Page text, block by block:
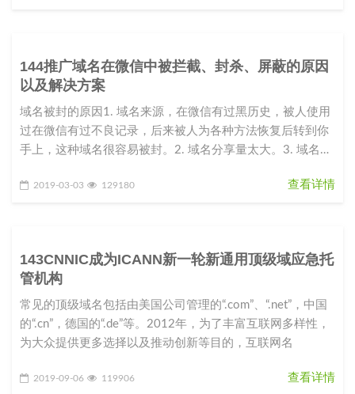
144推广域名在微信中被拦截、封杀、屏蔽的原因
以及解决方案
域名被封的原因1. 域名来源，在微信有过黑历史，被人使用
过在微信有过不良记录，后来被人为各种方法恢复后转到你
手上，这种域名很容易被封。2. 域名分享量太大。3. 域名指
2019-03-03 129180 查看详情
143CNNIC成为ICANN新一轮新通用顶级域应急托
管机构
常见的顶级域名包括由美国公司管理的“.com”、“.net”，中国
的“.cn”，德国的“.de”等。2012年，为了丰富互联网多样性，
为大众提供更多选择以及推动创新等目的，互联网名
2019-09-06 119906 查看详情